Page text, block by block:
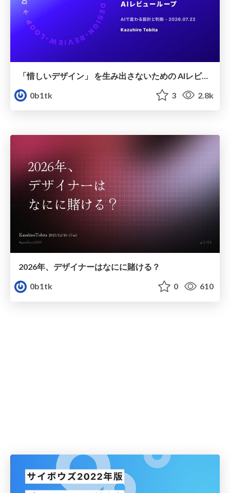
「惜しいデザイン」 を生み出さないための AIレビューループ
0b1tk
3 2.8k
2026年、デザイナーはなにに賭ける？
0b1tk
0 610